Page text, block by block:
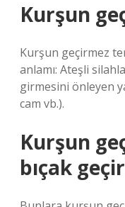
Kurşun
Kurşun geçirmez
anlamı: Ateşli
girmesini önleyen
cam vb.).
Kurşun
bıçak